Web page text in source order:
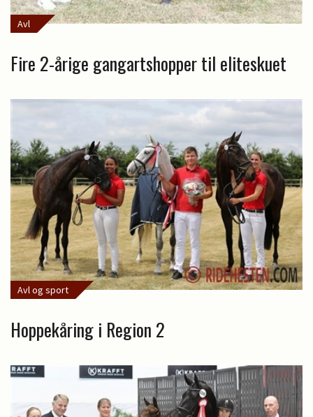
Avl
Fire 2-årige gangartshopper til eliteskuet
Avl og sport
Hoppekåring i Region 2